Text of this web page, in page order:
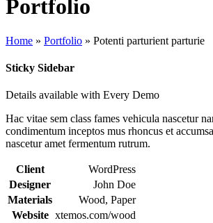
Portfolio
Home » Portfolio » Potenti parturient parturie
Sticky Sidebar
Details available with Every Demo
Hac vitae sem class fames vehicula nascetur
condimentum inceptos mus rhoncus et
nascetur amet fermentum rutrum.
Client
WordPress
Designer
John Doe
Materials
Wood, Paper
Website xtemos.com/wood